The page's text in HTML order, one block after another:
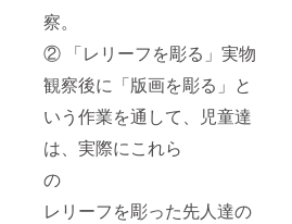
察。
② 「レリーフを彫る」実物
観察後に「版画を彫る」と
いう作業を通して、児童達
は、実際にこれら
の
レリーフを彫った先人達の